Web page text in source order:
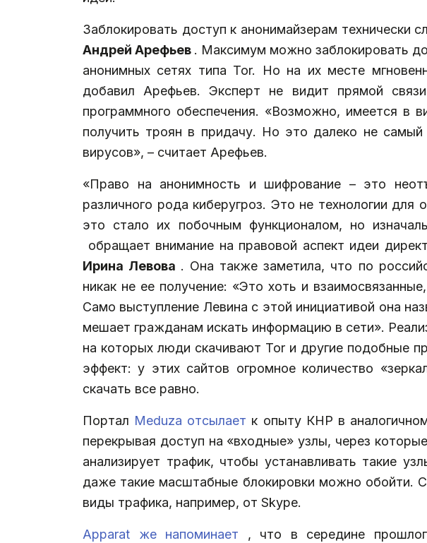
Заблокировать доступ к анонимайзерам
Андрей Арефьев . Максимум можно заблокировать
анонимных сетях типа Tor. Но на их месте
добавил Арефьев. Эксперт не видит прямой
программного обеспечения. «Возможно, имеется в
получить троян в придачу. Но это далеко не
вирусов», – считает Арефьев.
«Право на анонимность и шифрование – это
различного рода киберугроз. Это не технологии
это стало их побочным функционалом, но
обращает внимание на правовой аспект идеи
Ирина Левова . Она также заметила, что по
никак не ее получение: «Это хоть и
Само выступление Левина с этой инициативой она
мешает гражданам искать информацию в сети».
на которых люди скачивают Tor и другие подобные
эффект: у этих сайтов огромное количество
скачать все равно.
Портал Meduza отсылает к опыту КНР в
перекрывая доступ на «входные» узлы, через
анализирует трафик, чтобы устанавливать такие
даже такие масштабные блокировки можно обойти.
виды трафика, например, от Skype.
Apparat же напоминает , что в середине